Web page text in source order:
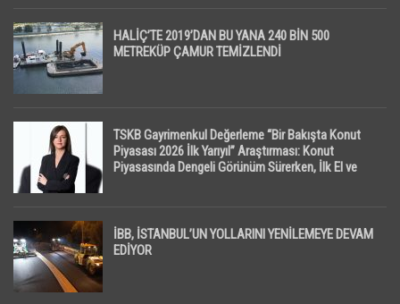
HALİÇ’TE 2019’DAN BU YANA 240 BİN 500
METREKÜP ÇAMUR TEMİZLENDİ
TSKB Gayrimenkul Değerleme “Bir Bakışta Konut
Piyasası 2026 İlk Yarıyıl” Araştırması: Konut
Piyasasında Dengeli Görünüm Sürerken, İlk El ve
İBB, İSTANBUL’UN YOLLARINI YENİLEMEYE DEVAM
EDİYOR